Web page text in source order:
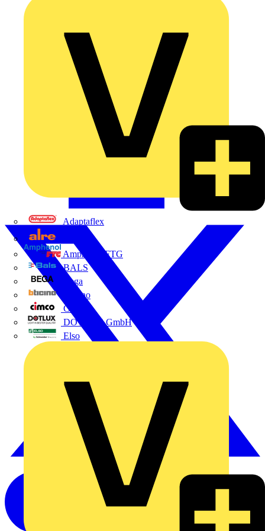
Adaptaflex
Amphenol FTG
BALS
Bega
Bticino
Cimco
DOTLUX GmbH
Elso